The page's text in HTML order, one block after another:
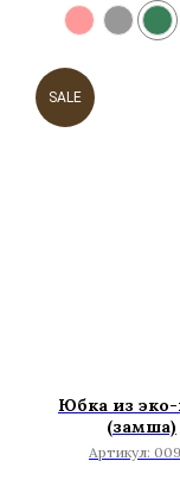
SALE
Юбка из
(замша)
Артикул: